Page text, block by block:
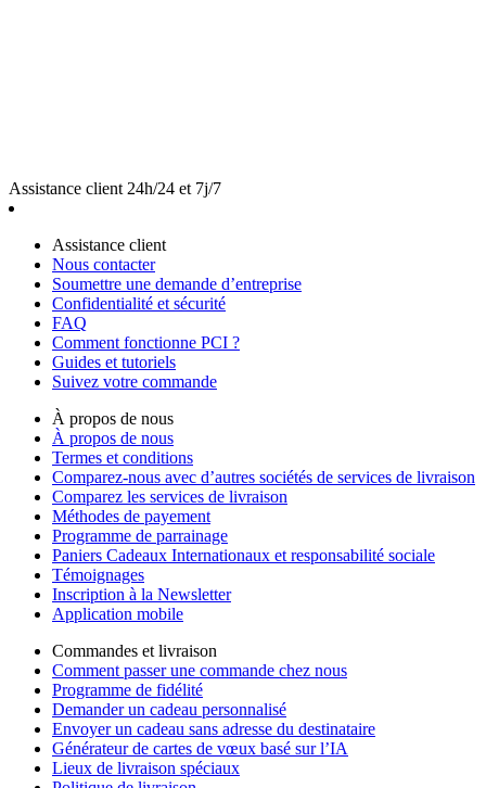
Assistance client 24h/24 et 7j/7
Assistance client
Nous contacter
Soumettre une demande d’entreprise
Confidentialité et sécurité
FAQ
Comment fonctionne PCI ?
Guides et tutoriels
Suivez votre commande
À propos de nous
À propos de nous
Termes et conditions
Comparez-nous avec d’autres sociétés de services de livraison
Comparez les services de livraison
Méthodes de payement
Programme de parrainage
Paniers Cadeaux Internationaux et responsabilité sociale
Témoignages
Inscription à la Newsletter
Application mobile
Commandes et livraison
Comment passer une commande chez nous
Programme de fidélité
Demander un cadeau personnalisé
Envoyer un cadeau sans adresse du destinataire
Générateur de cartes de vœux basé sur l’IA
Lieux de livraison spéciaux